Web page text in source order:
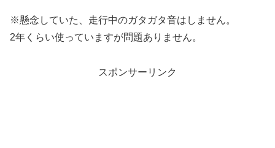
※懸念していた、走行中のガタガタ音はしません。
2年くらい使っていますが問題ありません。
スポンサーリンク